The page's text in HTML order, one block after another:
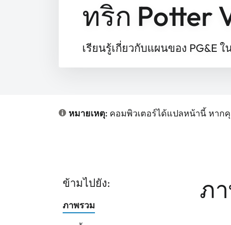
ทริก Potter
เรียนรู้เกี่ยวกับแผนของ PG&E
หมายเหตุ: คอมพิวเตอร์ได้แปลหน้านี้ หาก
ข้ามไปยัง:
ภาพรวม
ภ